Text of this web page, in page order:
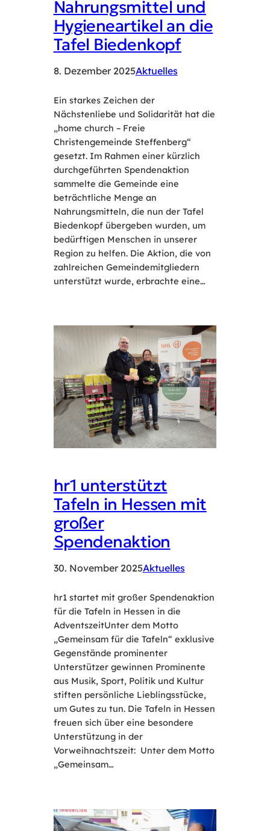
Nahrungsmittel und
Hygieneartikel an die
Tafel Biedenkopf
8. Dezember 2025Aktuelles
Ein starkes Zeichen der
Nächstenliebe und Solidarität hat die
„home church – Freie
Christengemeinde Steffenberg“
gesetzt. Im Rahmen einer kürzlich
durchgeführten Spendenaktion
sammelte die Gemeinde eine
beträchtliche Menge an
Nahrungsmitteln, die nun der Tafel
Biedenkopf übergeben wurden, um
bedürftigen Menschen in unserer
Region zu helfen. Die Aktion, die von
zahlreichen Gemeindemitgliedern
unterstützt wurde, erbrachte eine…
hr1 unterstützt
Tafeln in Hessen mit
großer
Spendenaktion
30. November 2025Aktuelles
hr1 startet mit großer Spendenaktion
für die Tafeln in Hessen in die
AdventszeitUnter dem Motto
„Gemeinsam für die Tafeln“ exklusive
Gegenstände prominenter
Unterstützer gewinnen Prominente
aus Musik, Sport, Politik und Kultur
stiften persönliche Lieblingsstücke,
um Gutes zu tun. Die Tafeln in Hessen
freuen sich über eine besondere
Unterstützung in der
Vorweihnachtszeit: Unter dem Motto
„Gemeinsam…